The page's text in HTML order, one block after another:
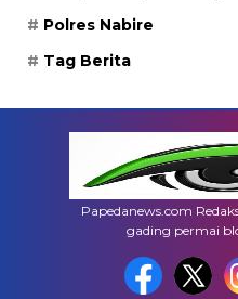
Polres Nabire
Tag Berita
Papedanews.com
gading permai